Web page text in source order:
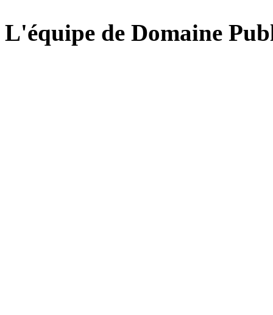
L'équipe de Domaine